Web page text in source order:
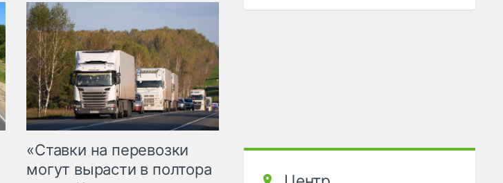
«Ставки на перевозки
могут вырасти в полтора